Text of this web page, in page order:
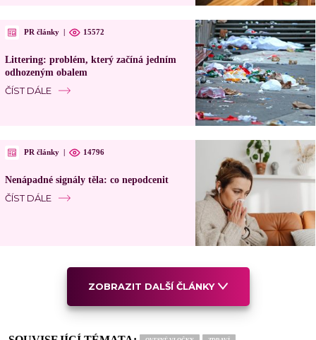
PR články | 15572
Littering: problém, který začíná jedním
odhozeným obalem
ČÍST DÁLE
PR články | 14796
Nenápadné signály těla: co nepodcenit
ČÍST DÁLE
ZOBRAZIT DALŠÍ ČLÁNKY